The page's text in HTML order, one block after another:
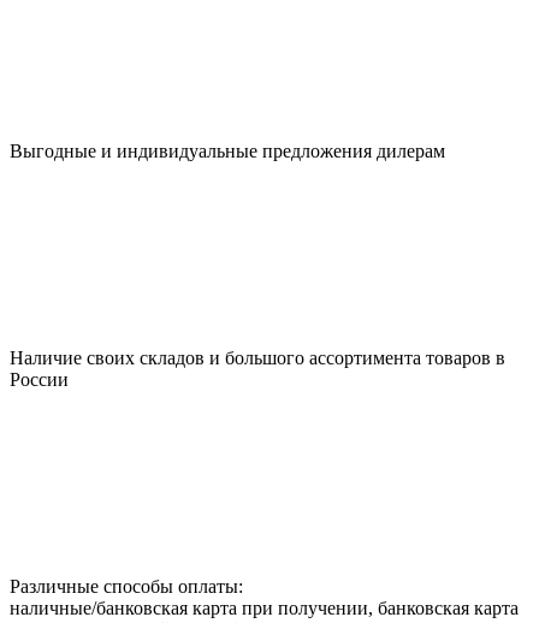
Выгодные и индивидуальные предложения дилерам
Наличие своих складов и большого ассортимента товаров в
России
Различные способы оплаты:
наличные/банковская карта при получении, банковская карта